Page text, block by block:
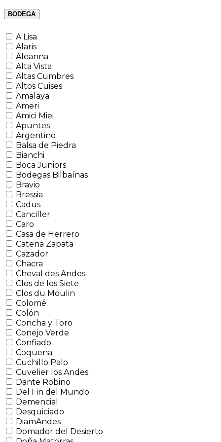
BODEGA
A Lisa
Alaris
Aleanna
Alta Vista
Altas Cumbres
Altos Cuises
Amalaya
Ameri
Amici Miei
Apuntes
Argentino
Balsa de Piedra
Bianchi
Boca Juniors
Bodegas Bilbaínas
Bravio
Bressia
Cadus
Canciller
Caro
Casa de Herrero
Catena Zapata
Cazador
Chacra
Cheval des Andes
Clos de los Siete
Clos du Moulin
Colomé
Colón
Concha y Toro
Conejo Verde
Confiado
Coquena
Cuchillo Palo
Cuvelier los Andes
Dante Robino
Del Fin del Mundo
Demencial
Desquiciado
DiamAndes
Domador del Desierto